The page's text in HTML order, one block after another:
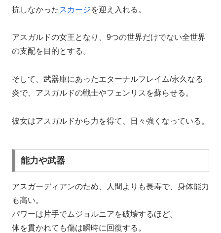
抗しなかった スカージを迎え入れる。
アスガルドの女王となり、9つの世界だけでない全世界
の支配を目的とする。
そして、武器庫にあったエターナルフレイム/永久なる
炎で、アスガルドの戦士やフェンリスを蘇らせる。
彼女はアスガルドから力を得て、日々強くなっている。
能力や武器
アスガーディアンのため、人間よりも長寿で、身体能力
も高い。
パワーは片手でムジョルニアを破壊するほど。
体を貫かれても傷は瞬時に回復する。